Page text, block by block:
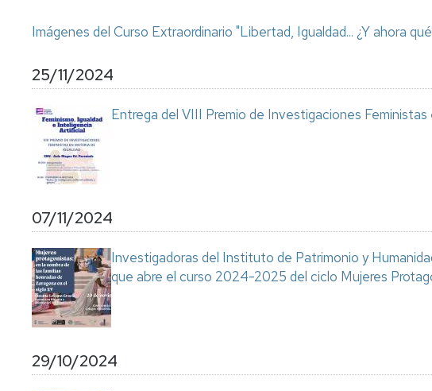
Imágenes del Curso Extraordinario "Libertad, Igualdad... ¿Y ahora
25/11/2024
Entrega del VIII Premio de Investigaciones
07/11/2024
Investigadoras del Instituto de Patrimonio y
que abre el curso 2024-2025 del ciclo Mujeres
29/10/2024